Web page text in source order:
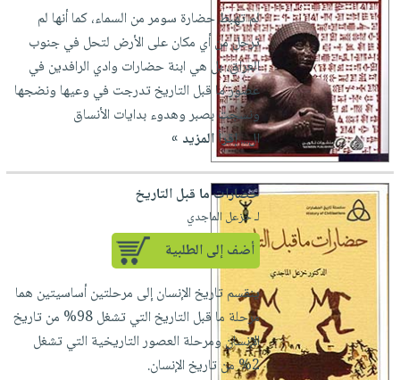
لم تهبط حضارة سومر من السماء، كما أنها لم
ترحل من أي مكان على الأرض لتحل في جنوب
العراق، بل هي ابنة حضارات وادي الرافدين في
عصور ما قبل التاريخ تدرجت في وعيها ونضجها
ونسجت بصبر وهدوء بدايات الأنساق
ال...إقرأ المزيد »
حضارات ما قبل التاريخ
لـ خزعل الماجدي
أضف إلى الطلبية
ينقسم تاريخ الإنسان إلى مرحلتين أساسيتين هما
مرحلة ما قبل التاريخ التي تشغل 98% من تاريخ
الإنسان ومرحلة العصور التاريخية التي تشغل
2% من تاريخ الإنسان.